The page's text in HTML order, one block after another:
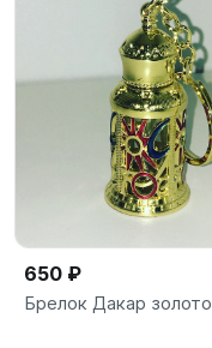
650 ₽
Брелок Дакар золото